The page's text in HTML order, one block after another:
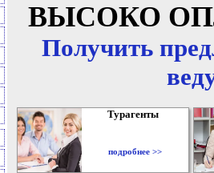
ВЫСОКО
Получить
Турагенты
подробнее >>